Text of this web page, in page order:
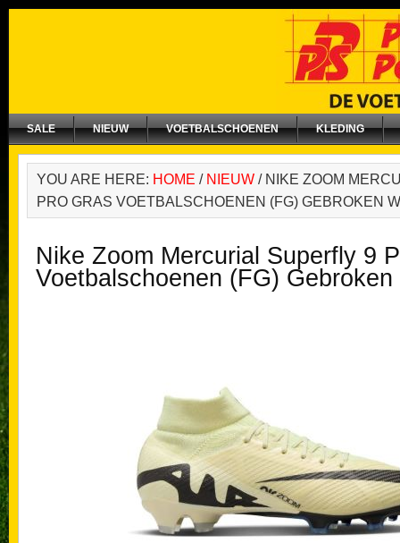
SALE NIEUW VOETBALSCHOENEN KLEDING
YOU ARE HERE: HOME / NIEUW /NIKE ZOOM
PRO GRAS VOETBALSCHOENEN (FG) GEBROKEN
Nike Zoom Mercurial Superfly 9
Voetbalschoenen (FG)